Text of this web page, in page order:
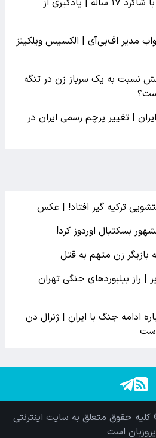
رسوایی جنسی معلم زن با شاگرد ۱۷ ساله | یادگیری از
مدیر اف‌بی‌آی | الکسیس ویلکینز
نسبت به یک سرباز زن در تنگه
| تغییر پرچم رسمی ایران در
ترکیه گیر افتاد! | عکس
بازیگر زن متهم به قتل
| راز بیلبوردهای جنگی تهران
ادامه جنگ با ایران | ژنرال دن
کلیه حقوق متعلق به سایت اینترنتی
است